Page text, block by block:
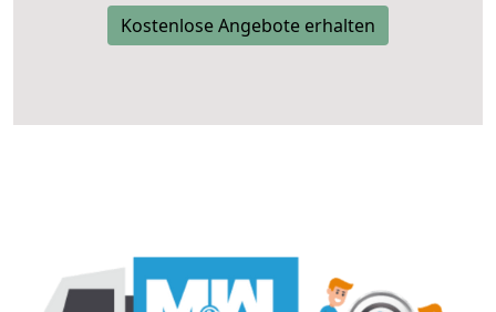
Kostenlose Angebote erhalten